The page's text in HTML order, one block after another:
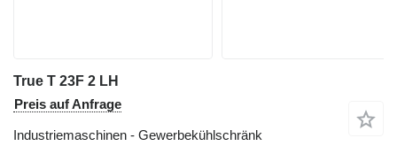
True T 23F 2 LH
Preis auf Anfrage
Industriemaschinen - Gewerbekühlschränk